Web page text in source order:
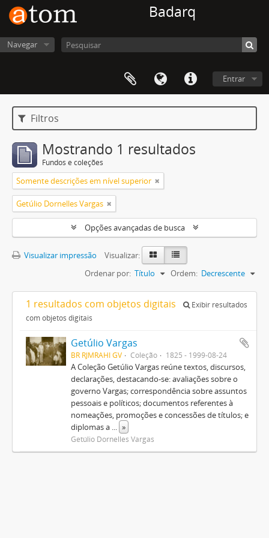
Badarq
Navegar
Entrar
Filtros
Mostrando 1 resultados
Fundos e coleções
Somente descrições em nível superior
Getúlio Dornelles Vargas
Opções avançadas de busca
Visualizar impressão
Visualizar:
Ordenar por: Título Ordem: Decrescente
1 resultados com objetos digitais
Exibir resultados
com objetos digitais
Getúlio Vargas
BR RJMRAHI GV Coleção 1825 - 1999-08-24
A Coleção Getúlio Vargas reúne textos, discursos,
declarações, destacando-se: avaliações sobre o
governo Vargas; correspondência sobre assuntos
pessoais e políticos; documentos referentes à
nomeações, promoções e concessões de títulos; e
diplomas a ... »
Getúlio Dornelles Vargas